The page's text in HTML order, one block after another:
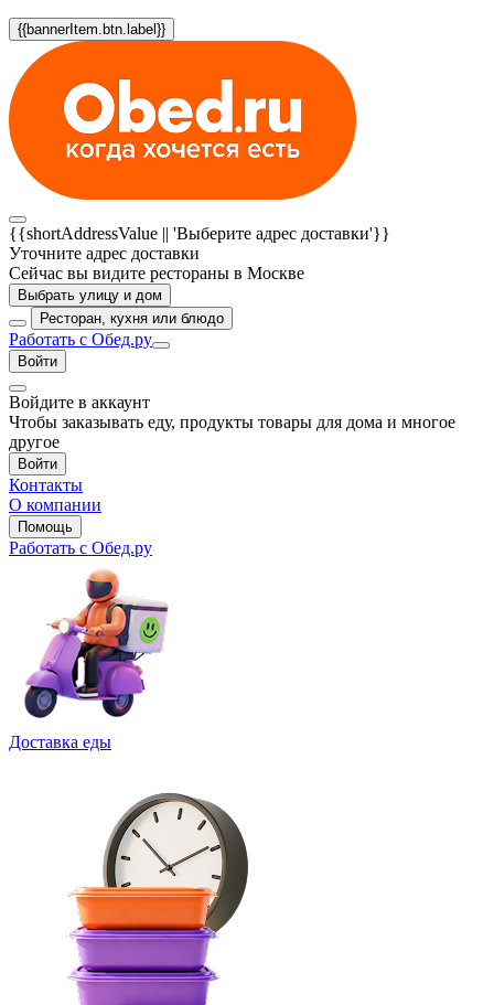
{{bannerItem.btn.label}}
{{shortAddressValue || 'Выберите адрес доставки'}}
Уточните адрес доставки
Сейчас вы видите рестораны в Москве
Выбрать улицу и дом
Ресторан, кухня или блюдо
Работать с Обед.ру
Войти
Войдите в аккаунт
Чтобы заказывать еду, продукты товары для дома и многое
другое
Войти
Контакты
О компании
Помощь
Работать с Обед.ру
Доставка еды